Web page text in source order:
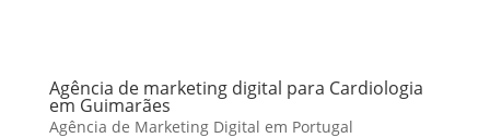
Agência de marketing digital para Cardiologia
em Guimarães
Agência de Marketing Digital em Portugal